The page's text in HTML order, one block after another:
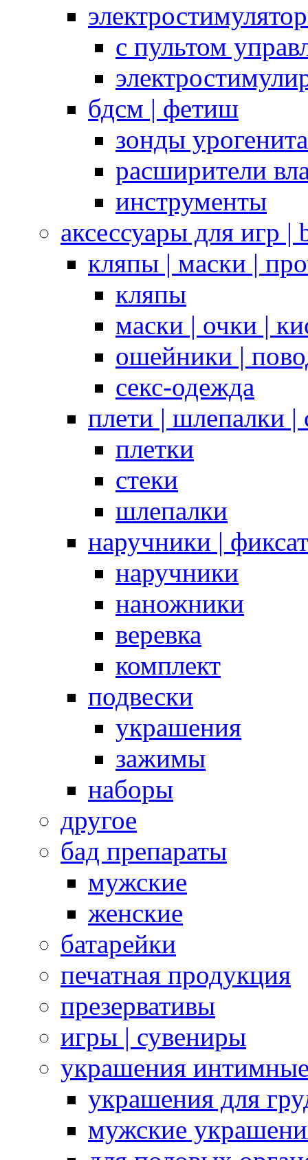
с пультом
бдсм | фетиш
зонды
расширители
инструменты
аксессуары для игр |
кляпы | маски |
кляпы
маски | очки |
ошейники |
секс-одежда
плети | шлепалки |
плетки
стеки
шлепалки
наручники |
наручники
наножники
веревка
комплект
подвески
украшения
зажимы
наборы
другое
бад препараты
мужские
женские
батарейки
печатная продукция
презервативы
игры | сувениры
украшения
украшения для
мужские